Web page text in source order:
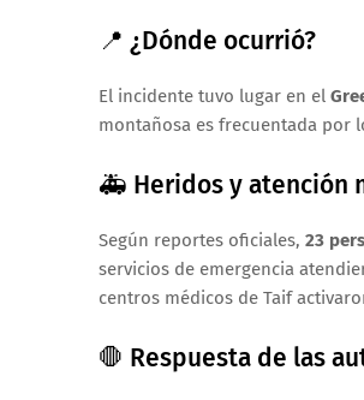
📍 ¿Dónde ocurrió?
El incidente tuvo lugar en el
montañosa es frecuentada por
🚑 Heridos y atención
Según reportes oficiales, 23
servicios de emergencia
centros médicos de Taif
🛑 Respuesta de las